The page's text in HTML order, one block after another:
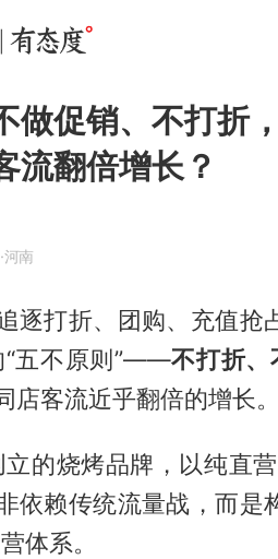
做促销、不打折
流翻倍增长？
·河南
逐打折、团购、充值抢
“五不原则”——不打折、
客流近乎翻倍的增长。
的烧烤品牌，以纯直
依赖传统流量战，而是
体系。